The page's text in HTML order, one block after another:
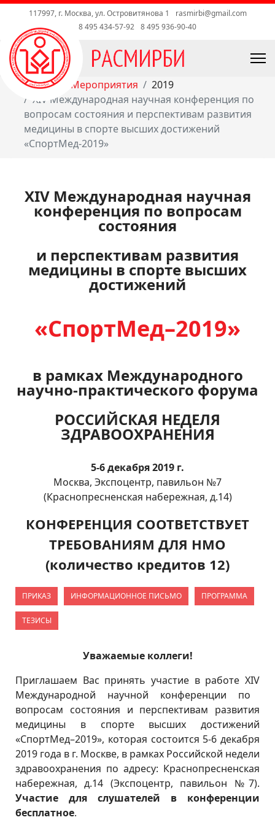
117997, г. Москва, ул. Островитянова 1
rasmirbi@gmail.com
8 495 434-57-92 8 495 936-90-40
Главная Мероприятия
2019
XIV Международная научная конференция по
вопросам состояния и перспективам развития
медицины в спорте высших достижений
«СпортМед-2019»
XIV Международная научная
конференция по вопросам
состояния
и перспективам развития
медицины в спорте высших
достижений
«СпортМед–2019»
в рамках Международного
научно-практического форума
РОССИЙСКАЯ НЕДЕЛЯ
ЗДРАВООХРАНЕНИЯ
5-6 декабря 2019 г.
Москва, Экспоцентр, павильон №7
(Краснопресненская набережная, д.14)
КОНФЕРЕНЦИЯ СООТВЕТСТВУЕТ
ТРЕБОВАНИЯМ ДЛЯ НМО
(количество кредитов 12)
ПРИКАЗ ИНФОРМАЦИОННОЕ ПИСЬМО ПРОГРАММА
ТЕЗИСЫ
Уважаемые коллеги!
Приглашаем Вас принять участие в работе XIV
Международной научной конференции по
вопросам состояния и перспективам развития
медицины в спорте высших достижений
«СпортМед–2019», которая состоится 5-6 декабря
2019 года в г. Москве, в рамках Российской недели
здравоохранения по адресу: Краснопресненская
набережная, д.14 (Экспоцентр, павильон №7).
Участие для слушателей в конференции
бесплатное.